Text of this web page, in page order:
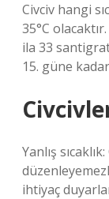
Civciv hangi
35°C
ila 33
15. güne
Yanlış
ihtiyaç